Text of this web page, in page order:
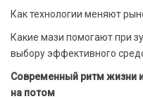
Как технологии меняют
Какие мази помогают при
выбору эффективного
Современный ритм жизни
на потом